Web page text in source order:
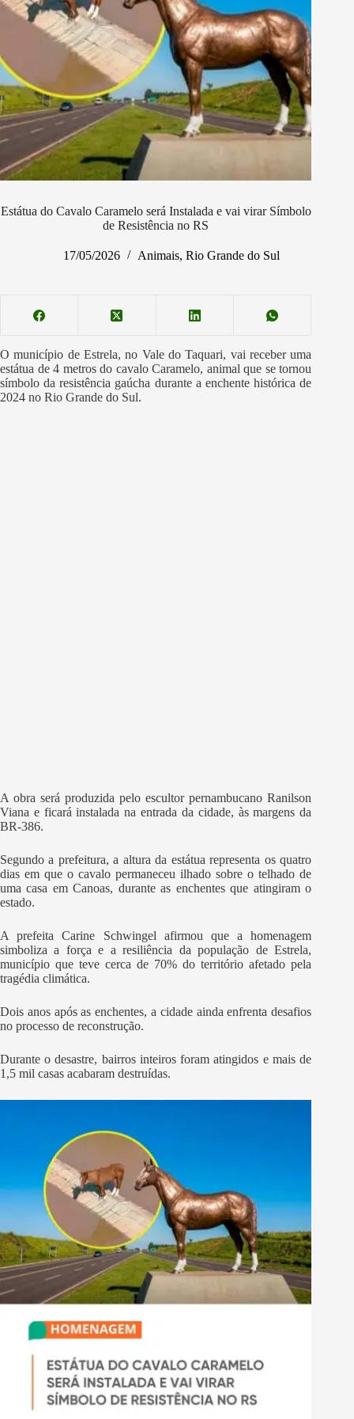
Estátua do Cavalo Caramelo será Instalada e vai virar Símbolo
de Resistência no RS
17/05/2026 Animais,Rio Grande do Sul
O município de Estrela, no Vale do Taquari, vai receber uma
estátua de 4 metros do cavalo Caramelo, animal que se tornou
símbolo da resistência gaúcha durante a enchente histórica de
2024 no Rio Grande do Sul.
A obra será produzida pelo escultor pernambucano Ranilson
Viana e ficará instalada na entrada da cidade, às margens da
BR-386.
Segundo a prefeitura, a altura da estátua representa os quatro
dias em que o cavalo permaneceu ilhado sobre o telhado de
uma casa em Canoas, durante as enchentes que atingiram o
estado.
A prefeita Carine Schwingel afirmou que a homenagem
simboliza a força e a resiliência da população de Estrela,
município que teve cerca de 70% do território afetado pela
tragédia climática.
Dois anos após as enchentes, a cidade ainda enfrenta desafios
no processo de reconstrução.
Durante o desastre, bairros inteiros foram atingidos e mais de
1,5 mil casas acabaram destruídas.